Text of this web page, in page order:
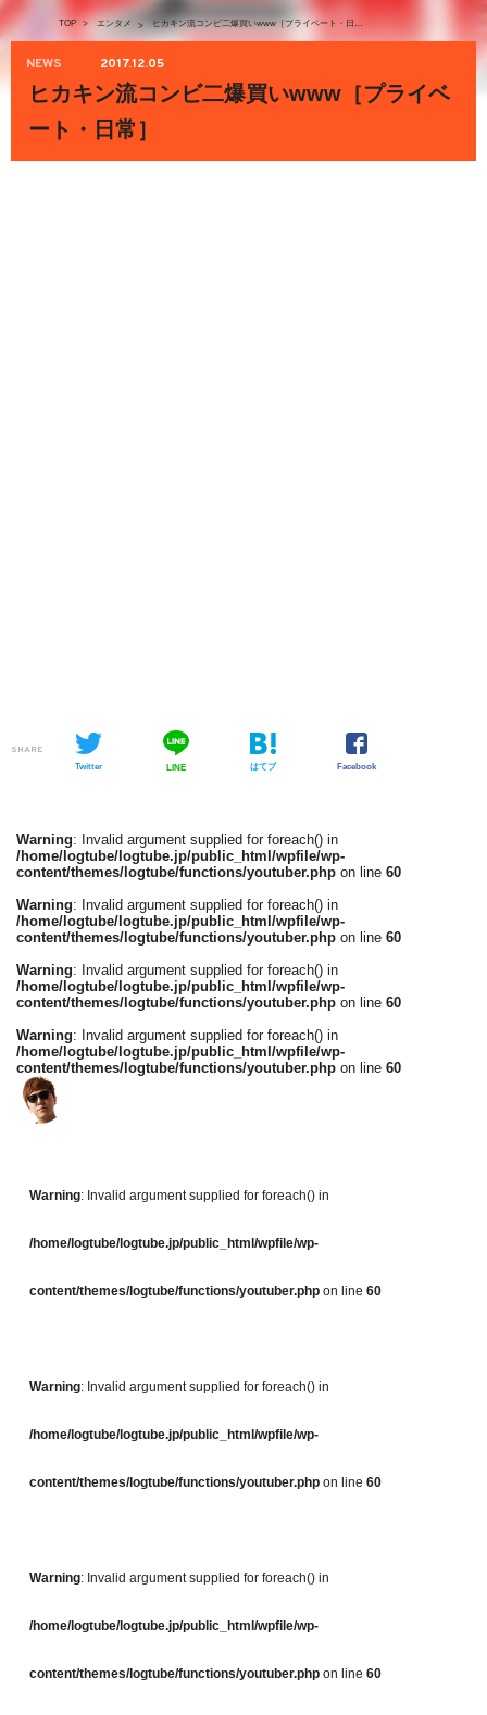
TOP > エンタメ > ヒカキン流コンビ二爆買いwww［プライベート・日常］
NEWS 2017.12.05
ヒカキン流コンビ二爆買いwww［プライベ
ート・日常］
SHARE
Twitter LINE はてブ Facebook
Warning: Invalid argument supplied for foreach() in
/home/logtube/logtube.jp/public_html/wpfile/wp-
content/themes/logtube/functions/youtuber.php on line 60
Warning: Invalid argument supplied for foreach() in
/home/logtube/logtube.jp/public_html/wpfile/wp-
content/themes/logtube/functions/youtuber.php on line 60
Warning: Invalid argument supplied for foreach() in
/home/logtube/logtube.jp/public_html/wpfile/wp-
content/themes/logtube/functions/youtuber.php on line 60
Warning: Invalid argument supplied for foreach() in
/home/logtube/logtube.jp/public_html/wpfile/wp-
content/themes/logtube/functions/youtuber.php on line 60
Warning: Invalid argument supplied for foreach() in
/home/logtube/logtube.jp/public_html/wpfile/wp-
content/themes/logtube/functions/youtuber.php on line 60
Warning: Invalid argument supplied for foreach() in
/home/logtube/logtube.jp/public_html/wpfile/wp-
content/themes/logtube/functions/youtuber.php on line 60
Warning: Invalid argument supplied for foreach() in
/home/logtube/logtube.jp/public_html/wpfile/wp-
content/themes/logtube/functions/youtuber.php on line 60